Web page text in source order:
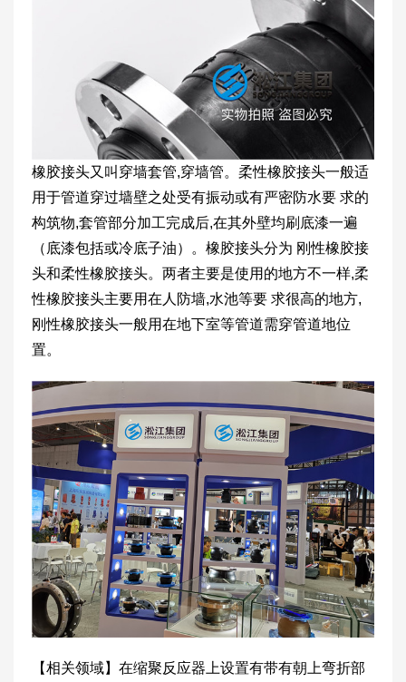
橡胶接头又叫穿墙套管,穿墙管。柔性橡胶接头一般适
用于管道穿过墙壁之处受有振动或有严密防水要 求的
构筑物,套管部分加工完成后,在其外壁均刷底漆一遍
（底漆包括或冷底子油）。橡胶接头分为 刚性橡胶接
头和柔性橡胶接头。两者主要是使用的地方不一样,柔
性橡胶接头主要用在人防墙,水池等要 求很高的地方,
刚性橡胶接头一般用在地下室等管道需穿管道地位
置。
【相关领域】在缩聚反应器上设置有带有朝上弯折部